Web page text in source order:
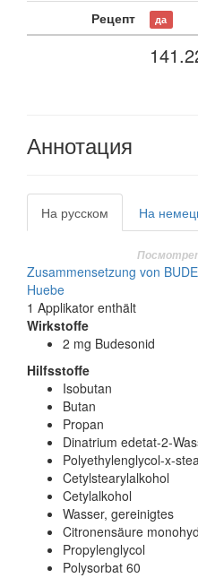
Рецепт
да
Аннотация
На русском На
Zusammensetzung von
Huebe
1 Applikator enthält
Wirkstoffe
2 mg Budesonid
Hilfsstoffe
Isobutan
Butan
Propan
Dinatrium edetat-2-
Polyethylenglycol-x-
Cetylstearylalkohol
Cetylalkohol
Wasser, gereinigtes
Citronensäure
Propylenglycol
Polysorbat 60